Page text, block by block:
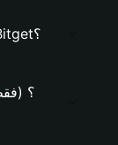
كيفية إنشاء محفظة blum على محفظة Bitget؟